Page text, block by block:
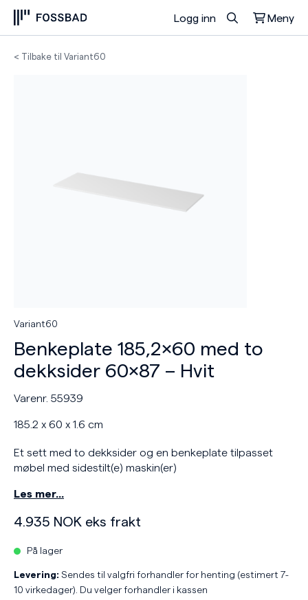
Logg inn Meny
Du har ingen produkter i handlekurven.
< Tilbake til Variant60
Variant60
Benkeplate 185,2×60 med to
dekksider 60×87 – Hvit
Varenr. 55939
185.2 x 60 x 1.6 cm
Et sett med to dekksider og en benkeplate tilpasset
møbel med sidestilt(e) maskin(er)
Les mer…
4.935 NOK eks frakt
På lager
Levering: Sendes til valgfri forhandler for henting (estimert 7-
10 virkedager). Du velger forhandler i kassen